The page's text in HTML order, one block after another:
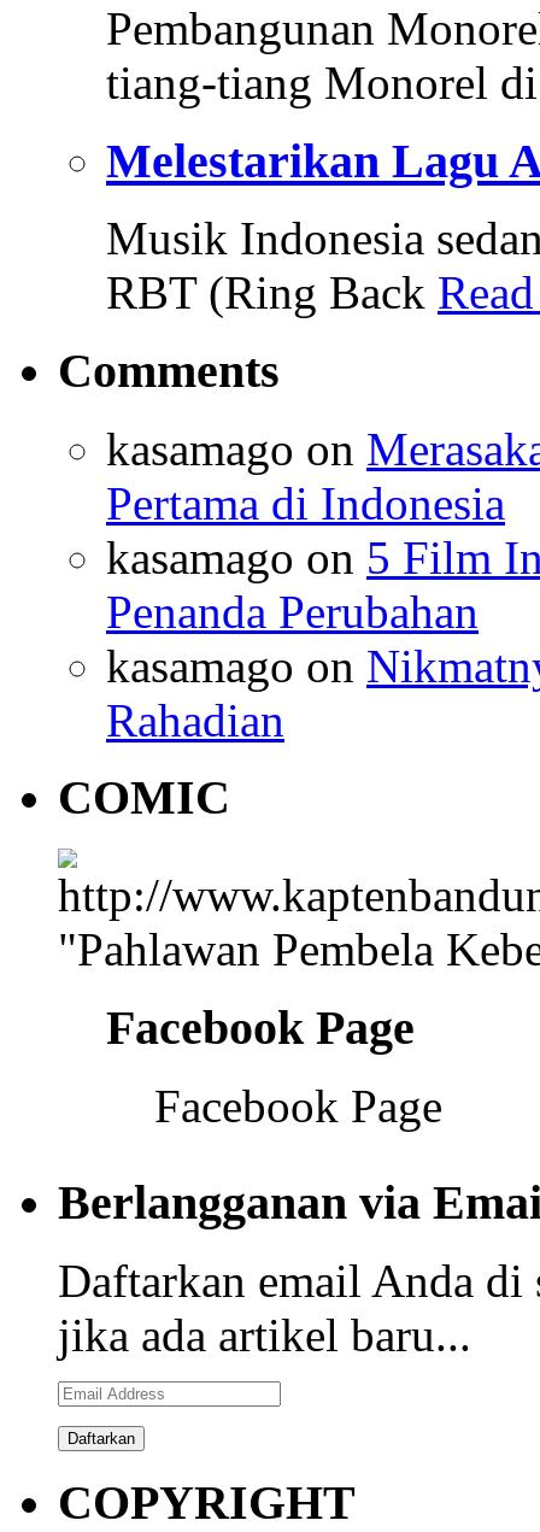
Pembangunan
tiang-tiang Monorel
Melestarikan Lagu
Musik Indonesia
RBT (Ring Back
Comments
kasamago on
Pertama di Indonesia
kasamago on 5 Film
Penanda Perubahan
kasamago on
Rahadian
COMIC
"Pahlawan Pembela
Facebook Page
Facebook Page
Berlangganan via
Daftarkan email Anda
jika ada artikel baru...
Email
Address
COPYRIGHT